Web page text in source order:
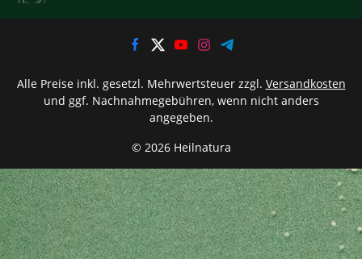
© 2026 Heilnatura
Alle Preise inkl. gesetzl. Mehrwertsteuer zzgl. Versandkosten
und ggf. Nachnahmegebühren, wenn nicht anders
angegeben.